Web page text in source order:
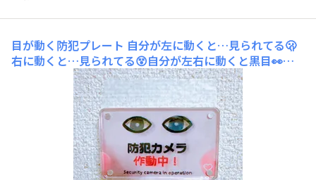
目が動く防犯プレート 自分が左に動くと…見られてる🫢
右に動くと…見られてる😵自分が左右に動くと黒目👀が
動いて、こちらを見ている様に見えます（モナリザ効果）
SNSで流れていたのを真似て作りました。